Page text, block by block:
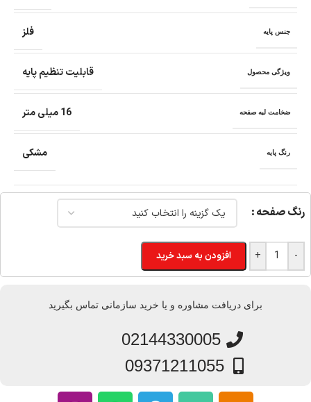
جنس پایه فلز
ویژگی محصول قابلیت تنظیم پایه
ضخامت لبه صفحه 16 میلی متر
رنگ پایه مشکی
رنگ صفحه
-
+ افزودن به سبد خرید
برای دریافت مشاوره و یا خرید سازمانی تماس بگیرید
02144330005
09371211055